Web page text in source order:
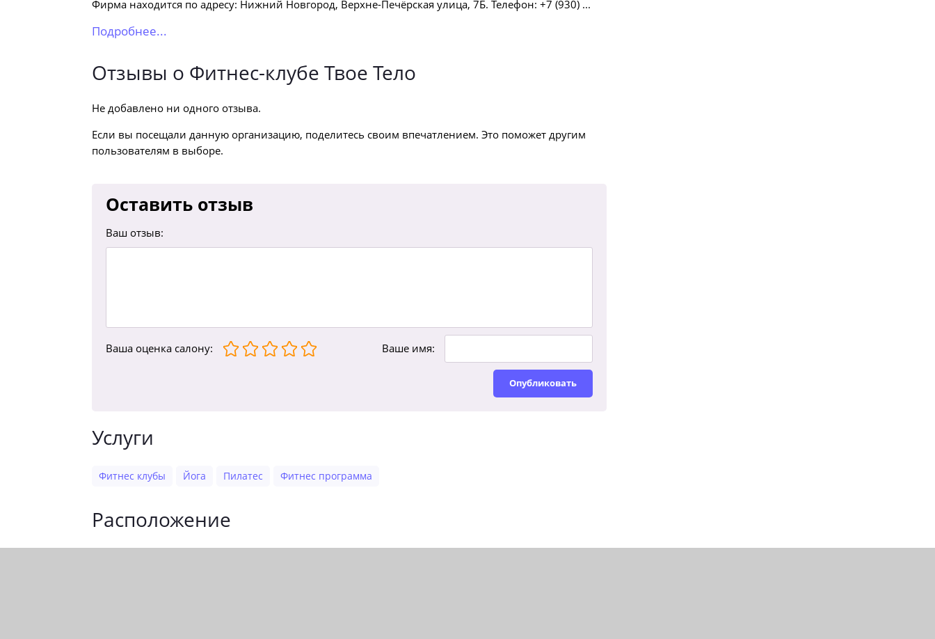
Фирма находится по адресу: Нижний Новгород, Верхне-Печёрская улица, 7Б. Телефон: +7 (930) ...
Подробнее...
Отзывы о Фитнес-клубе Твое Тело
Не добавлено ни одного отзыва.
Если вы посещали данную организацию, поделитесь своим впечатлением. Это поможет другим
пользователям в выборе.
Оставить отзыв
Ваш отзыв:
Ваша оценка салону: Ваше имя:
Опубликовать
Услуги
Фитнес клубы Йога Пилатес Фитнес программа
Расположение